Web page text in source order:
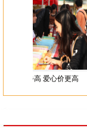
步高 爱心价更高